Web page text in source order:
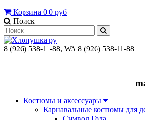
Корзина 0 0 руб
Поиск
8 (926) 538-11-88, WA 8 (926) 538-11-88
Костюмы и аксессуары
Карнавальные костюмы для
Символ Года